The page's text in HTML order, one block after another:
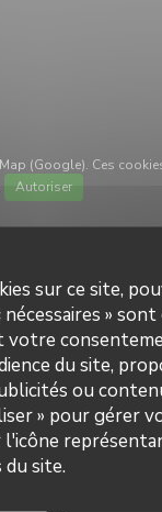
sur ce site,
»
du site,
ou
» pour gérer
du site.
(Google). Ces
Autoriser